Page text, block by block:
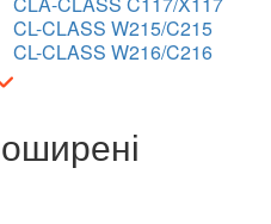
CL-CLASS W215/C215
CL-CLASS W216/C216